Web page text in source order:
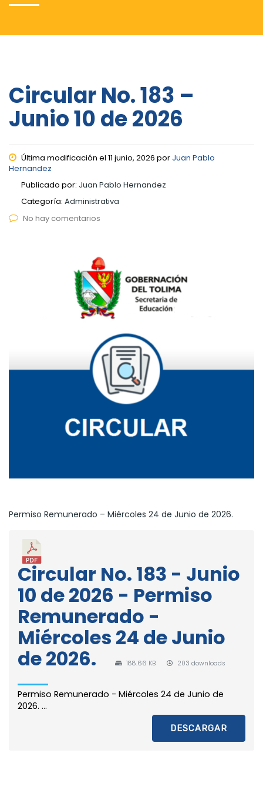
Circular No. 183 –
Junio 10 de 2026
Última modificación el 11 junio, 2026 por Juan Pablo
Hernandez
Publicado por: Juan Pablo Hernandez
Categoría: Administrativa
No hay comentarios
Permiso Remunerado – Miércoles 24 de Junio de 2026.
Circular No. 183 - Junio
10 de 2026 - Permiso
Remunerado -
Miércoles 24 de Junio
de 2026.
188.66 KB 203 downloads
Permiso Remunerado - Miércoles 24 de Junio de
2026. ...
DESCARGAR